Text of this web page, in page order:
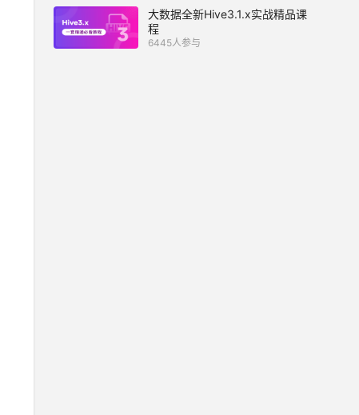
大数据全新Hive3.1.x实战精品课
程
6445人参与